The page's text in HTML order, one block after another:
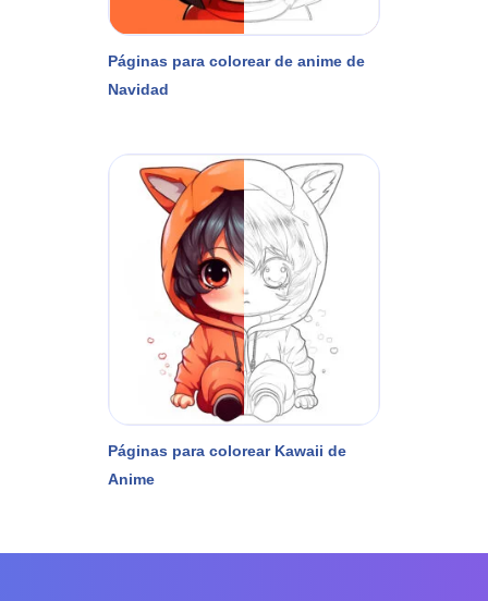
Páginas para colorear de anime de
Navidad
Páginas para colorear Kawaii de
Anime